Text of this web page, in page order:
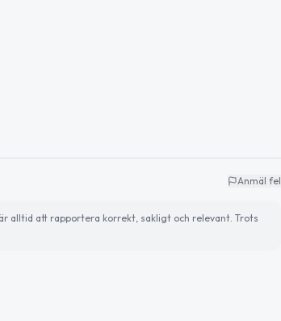
Anmäl fel
alltid att rapportera korrekt, sakligt och relevant. Trots